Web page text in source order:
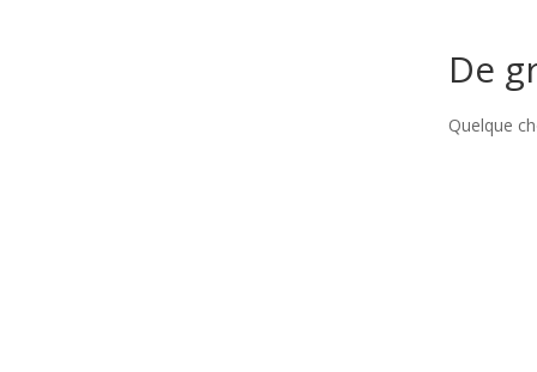
De
Quelque